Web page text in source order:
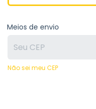
Meios de envio
Não sei meu CEP